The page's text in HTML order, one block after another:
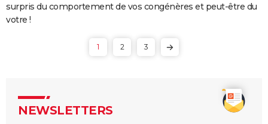
surpris du comportement de vos congénères et peut-être du
votre !
1 2 3
NEWSLETTERS